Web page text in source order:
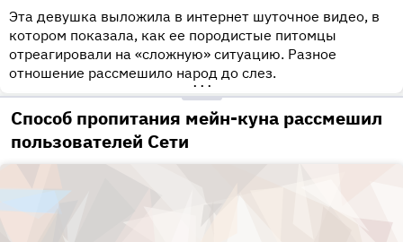
Эта девушка выложила в интернет шуточное видео, в
котором показала, как ее породистые питомцы
отреагировали на «сложную» ситуацию. Разное
отношение рассмешило народ до слез.
•••
Способ пропитания мейн-куна рассмешил
пользователей Сети